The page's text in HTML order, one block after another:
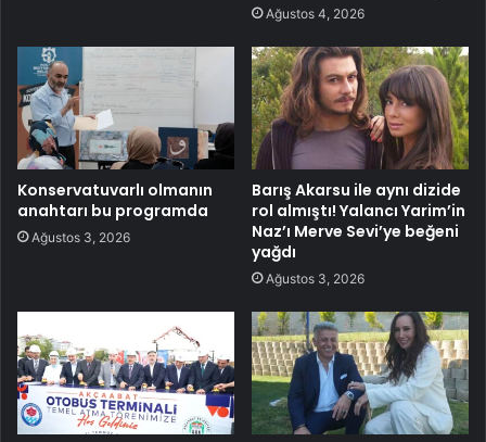
Ağustos 4, 2026
Konservatuvarlı olmanın
anahtarı bu programda
Ağustos 3, 2026
Barış Akarsu ile aynı dizide
rol almıştı! Yalancı Yarim’in
Naz’ı Merve Sevi’ye beğeni
yağdı
Ağustos 3, 2026